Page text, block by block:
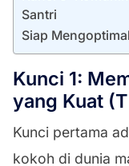
Santri
Siap
Kunci 1:
yang Kuat
Kunci pertama
kokoh di dunia